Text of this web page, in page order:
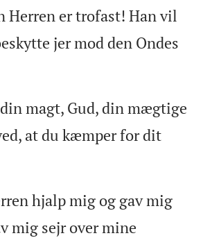
Herren er trofast! Han vil
jer mod den Ondes
magt, Gud, din mægtige
at du kæmper for dit
hjalp mig og gav mig
mig sejr over mine